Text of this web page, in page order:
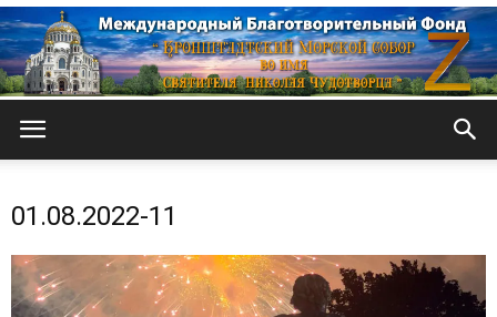
01.08.2022-11